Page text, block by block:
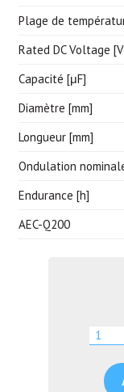
Plage de
Rated DC Voltage
Capacité [μF]
Diamètre [mm]
Longueur [mm]
Ondulation
Endurance [h]
AEC-Q200